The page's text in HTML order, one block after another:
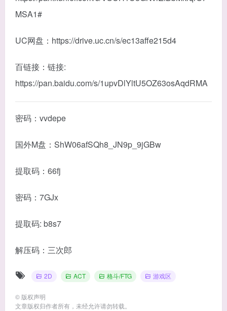
MSA1#
UC网盘：https://drive.uc.cn/s/ec13affe215d4
百链接：链接:
https://pan.baidu.com/s/1upvDlYltU5OZ63osAqdRMA
密码：vvdepe
国外M盘：ShW06afSQh8_JN9p_9jGBw
提取码：66fj
密码：7GJx
提取码: b8s7
解压码：三次郎
2D ACT 格斗/FTG 游戏区
© 版权声明
文章版权归作者所有，未经允许请勿转载。